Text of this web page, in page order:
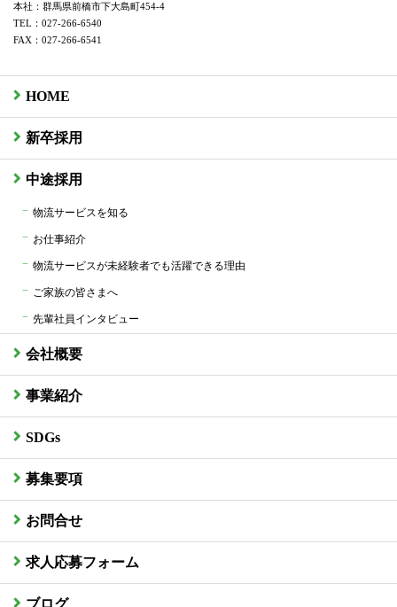
本社：群馬県前橋市下大島町454-4
TEL：027-266-6540
FAX：027-266-6541
HOME
新卒採用
中途採用
物流サービスを知る
お仕事紹介
物流サービスが未経験者でも活躍できる理由
ご家族の皆さまへ
先輩社員インタビュー
会社概要
事業紹介
SDGs
募集要項
お問合せ
求人応募フォーム
ブログ